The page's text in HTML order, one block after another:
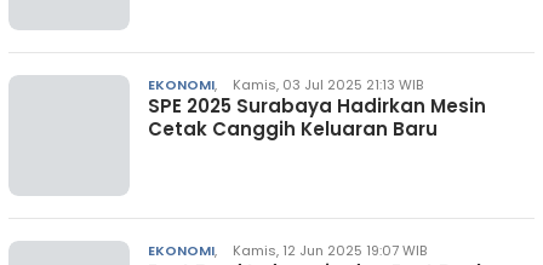
EKONOMI, Kamis, 03 Jul 2025 21:13 WIB
SPE 2025 Surabaya Hadirkan Mesin
Cetak Canggih Keluaran Baru
EKONOMI, Kamis, 12 Jun 2025 19:07 WIB